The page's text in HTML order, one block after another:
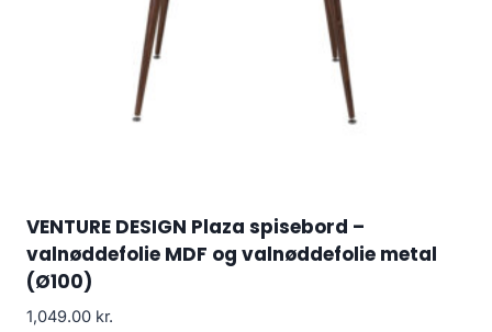
VENTURE DESIGN Plaza spisebord –
valnøddefolie MDF og valnøddefolie metal
(Ø100)
1,049.00 kr.